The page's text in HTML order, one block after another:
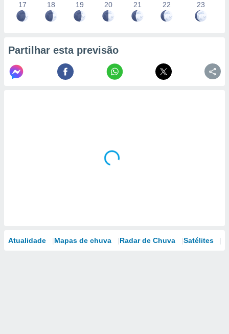
17 18 19 20 21 22 23
Partilhar esta previsão
Atualidade Mapas de chuva Radar de Chuva Satélites